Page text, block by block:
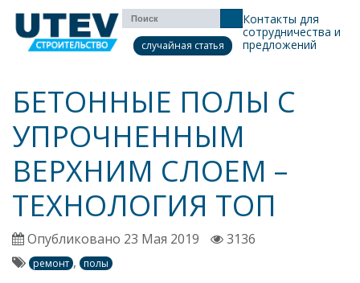
случайная статья
Контакты для
сотрудничества и
предложений
БЕТОННЫЕ ПОЛЫ С
УПРОЧНЕННЫМ
ВЕРХНИМ СЛОЕМ –
ТЕХНОЛОГИЯ ТОП
Опубликовано 23 Мая 2019 3136
ремонт , полы